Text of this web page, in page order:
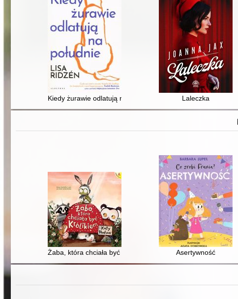
Kiedy żurawie odlatują na południe Laleczka
Żaba, która chciała być królikiem Asertywność